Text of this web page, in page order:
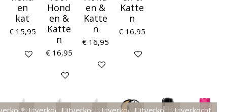
en
kat
€ 15,95
In winkelwagen
Hond
en &
Katte
n
€ 16,95
In winkelwagen
en &
Katte
n
€ 16,95
In winkelwagen
Katte
n
€ 16,95
In winkelwagen
UitverkochtUitverkochtUitverkochtUitverkochtUitverkocht